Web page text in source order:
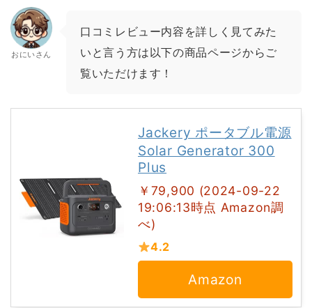
おにいさん
口コミレビュー内容を詳しく見てみた
いと言う方は以下の商品ページからご
覧いただけます！
Jackery ポータブル電源
Solar Generator 300
Plus
￥79,900 (2024-09-22
19:06:13時点 Amazon調
べ)
4.2
Amazon